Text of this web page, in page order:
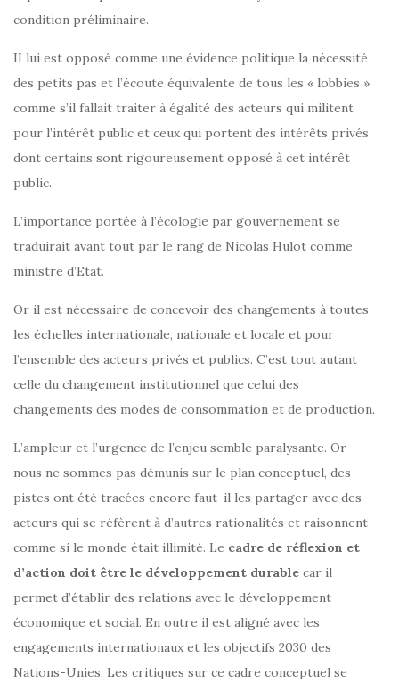
condition préliminaire.
II lui est opposé comme une évidence politique la nécessité
des petits pas et l’écoute équivalente de tous les « lobbies »
comme s’il fallait traiter à égalité des acteurs qui militent
pour l’intérêt public et ceux qui portent des intérêts privés
dont certains sont rigoureusement opposé à cet intérêt
public.
L’importance portée à l’écologie par gouvernement se
traduirait avant tout par le rang de Nicolas Hulot comme
ministre d’Etat.
Or il est nécessaire de concevoir des changements à toutes
les échelles internationale, nationale et locale et pour
l’ensemble des acteurs privés et publics. C’est tout autant
celle du changement institutionnel que celui des
changements des modes de consommation et de production.
L’ampleur et l’urgence de l’enjeu semble paralysante. Or
nous ne sommes pas démunis sur le plan conceptuel, des
pistes ont été tracées encore faut-il les partager avec des
acteurs qui se réfèrent à d’autres rationalités et raisonnent
comme si le monde était illimité. Le cadre de réflexion et
d’action doit être le développement durable car il
permet d’établir des relations avec le développement
économique et social. En outre il est aligné avec les
engagements internationaux et les objectifs 2030 des
Nations-Unies. Les critiques sur ce cadre conceptuel se